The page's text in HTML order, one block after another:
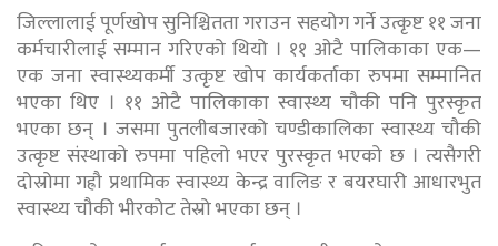
जिल्लालाई पूर्णखोप सुनिश्चितता गराउन सहयोग गर्ने उत्कृष्ट ११ जना
कर्मचारीलाई सम्मान गरिएको थियो । ११ ओटै पालिकाका एक—
एक जना स्वास्थ्यकर्मी उत्कृष्ट खोप कार्यकर्ताका रुपमा सम्मानित
भएका थिए । ११ ओटै पालिकाका स्वास्थ्य चौकी पनि पुरस्कृत
भएका छन् । जसमा पुतलीबजारको चण्डीकालिका स्वास्थ्य चौकी
उत्कृष्ट संस्थाको रुपमा पहिलो भएर पुरस्कृत भएको छ । त्यसैगरी
दोस्रोमा गह्रौ प्रथामिक स्वास्थ्य केन्द्र वालिङ र बयरघारी आधारभुत
स्वास्थ्य चौकी भीरकोट तेस्रो भएका छन् ।